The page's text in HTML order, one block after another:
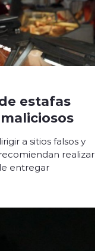
estafas
a sitios falsos y
realizar
entregar